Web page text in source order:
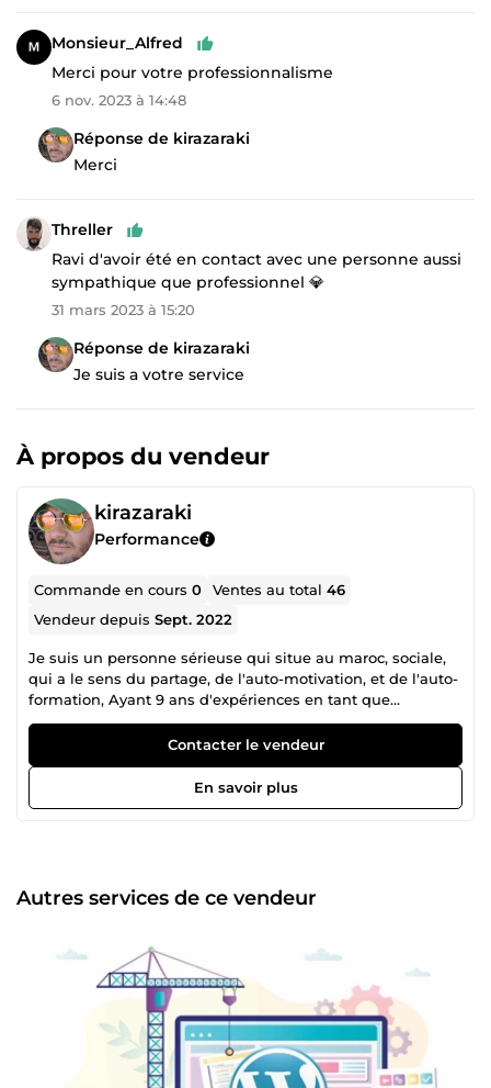
Monsieur_Alfred
Merci pour votre professionnalisme
6 nov. 2023 à 14:48
Réponse de kirazaraki
Merci
Threller
Ravi d'avoir été en contact avec une personne aussi
sympathique que professionnel 💎
31 mars 2023 à 15:20
Réponse de kirazaraki
Je suis a votre service
À propos du vendeur
kirazaraki
Performance
Commande en cours0 Ventes au total46
Vendeur depuisSept. 2022
Je suis un personne sérieuse qui situe au maroc, sociale,
qui a le sens du partage, de l'auto-motivation, et de l'auto-
formation, Ayant 9 ans d'expériences en tant que
développeur full-stack. J'ai 9 ans d'expérience dans le
développement et 4 ans dans la création de modèles
wordpress : je suis ouvert aux nouveaux défis et aux
nouvelles technologies. je maîtrise PHP
(LARAVEL,SYMFONY), Python(DJANGO,FLASK), HTML, CSS,
facebook, photoshop, illustrator, creating websites, web
application
Contacter le vendeur
En savoir plus
Autres services de ce vendeur